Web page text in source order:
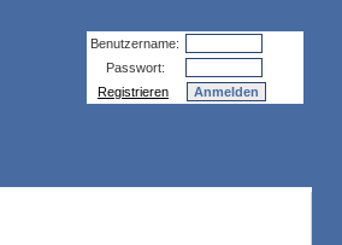
Benutzername:
Passwort:
Registrieren